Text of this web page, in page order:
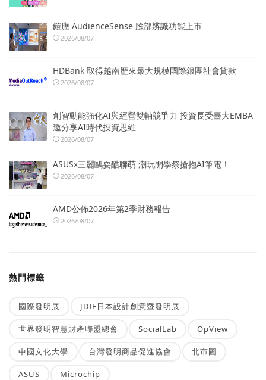
鎧應 AudienceSense 臉部辨識功能上市
2026/08/07
HDBank 取得越南歷來最大規模國際銀團社會貸款
2026/08/07
創智動能強化AI與經營雙軸競爭力 投資長受臺大EMBA
邀分享AI時代投資思維
2026/08/07
ASUSx三麗鷗耍酷聯萌 潮玩開學祭搶抱AI筆電！
2026/08/07
AMD公佈2026年第2季財務報告
2026/08/07
熱門標籤
國際發明展 JDIE日本設計創意暨發明展
世界發明智慧財產聯盟總會 SocialLab OpView
中國文化大學 台灣發明商品促進協會 北市圖
ASUS Microchip